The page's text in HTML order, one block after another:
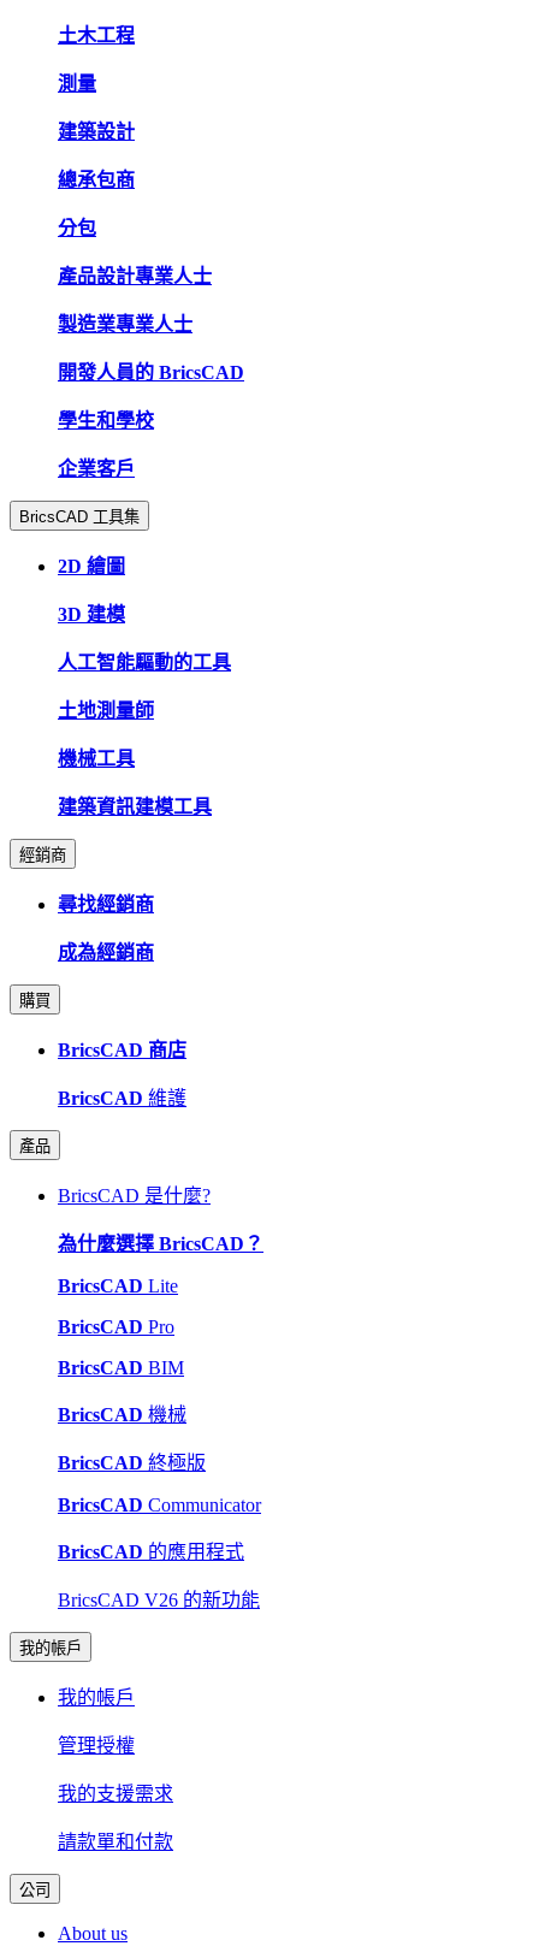
土木工程
測量
建築設計
總承包商
分包
產品設計專業人士
製造業專業人士
開發人員的 BricsCAD
學生和學校
企業客戶
BricsCAD 工具集
2D 繪圖
3D 建模
人工智能驅動的工具
土地測量師
機械工具
建築資訊建模工具
經銷商
尋找經銷商
成為經銷商
購買
BricsCAD 商店
BricsCAD 維護
產品
BricsCAD 是什麼?
為什麼選擇 BricsCAD？
BricsCAD Lite
BricsCAD Pro
BricsCAD BIM
BricsCAD 機械
BricsCAD 終極版
BricsCAD Communicator
BricsCAD 的應用程式
BricsCAD V26 的新功能
我的帳戶
我的帳戶
管理授權
我的支援需求
請款單和付款
公司
About us